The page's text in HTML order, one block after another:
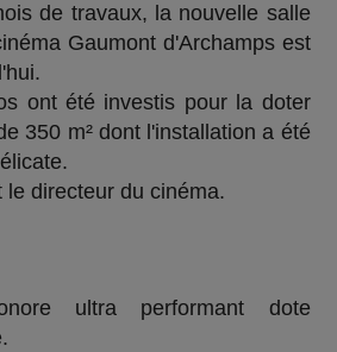
de travaux, la nouvelle salle
Gaumont d'Archamps est
ont été investis pour la doter
350 m² dont l'installation a été
le directeur du cinéma.
ultra performant dote